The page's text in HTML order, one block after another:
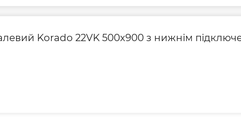
Висота радіатора, мм
Глибина, мм
Korado 22VK 500x900 з нижнім